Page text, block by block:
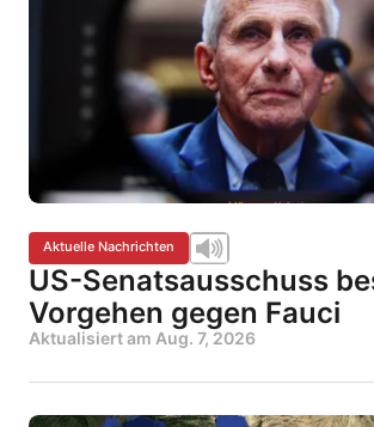
Aktuelle Nachrichten
US-Senatsausschuss
Vorgehen gegen Fauci
Aktualisiert am Aug. 7, 2026